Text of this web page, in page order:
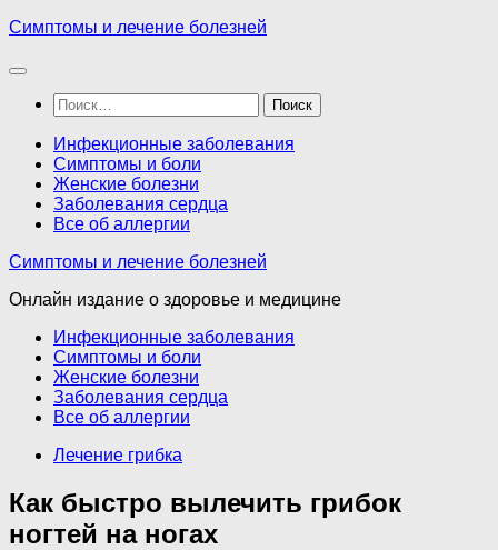
Перейти
содержимому
Симптомы и лечение болезней
Найти:
Инфекционные заболевания
Симптомы и боли
Женские болезни
Заболевания сердца
Все об аллергии
Симптомы и лечение болезней
Онлайн издание о здоровье и медицине
Инфекционные заболевания
Симптомы и боли
Женские болезни
Заболевания сердца
Все об аллергии
Лечение грибка
Как быстро вылечить грибок
ногтей на ногах